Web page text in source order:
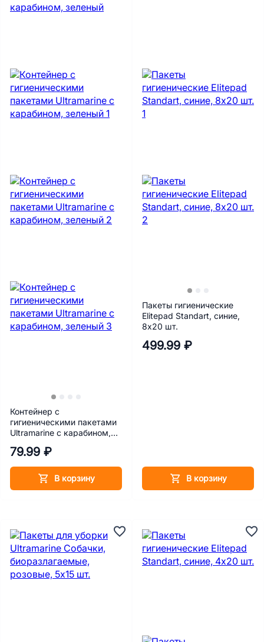
Контейнер с
гигиеническими пакетами
Ultramarine с карабином,
79.99 ₽
В корзину
Пакеты гигиенические
Elitepad Standart, синие,
8х20 шт.
499.99 ₽
В корзину